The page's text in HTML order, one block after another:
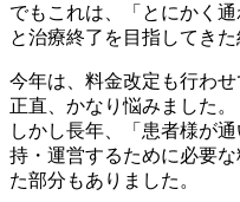
でもこれは、「とにかく
と治療終了を目指してき
今年は、料金改定も行わせ
正直、かなり悩みました。
しかし長年、「患者様が
持・運営するために必要
た部分もありました。